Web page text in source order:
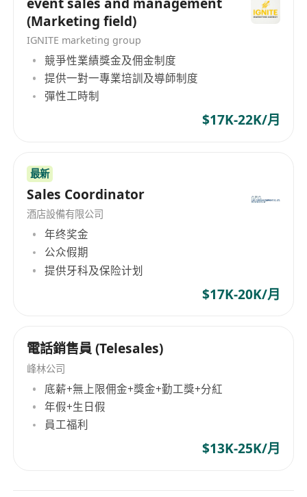
event sales and management
(Marketing field)
IGNITE marketing group
競爭性業績獎金及佣金制度
提供一對一專業培訓及導師制度
彈性工時制
$17K-22K/月
最新
Sales Coordinator
酒店設備有限公司
年终奖金
公众假期
提供牙科及保险计划
$17K-20K/月
電話銷售員 (Telesales)
峰林公司
底薪+無上限佣金+獎金+勤工獎+分紅
年假+生日假
員工福利
$13K-25K/月